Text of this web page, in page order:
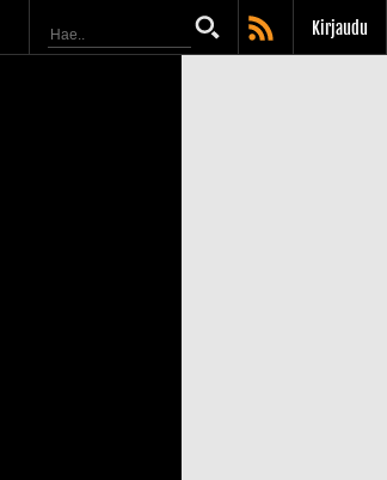
Kirjaudu